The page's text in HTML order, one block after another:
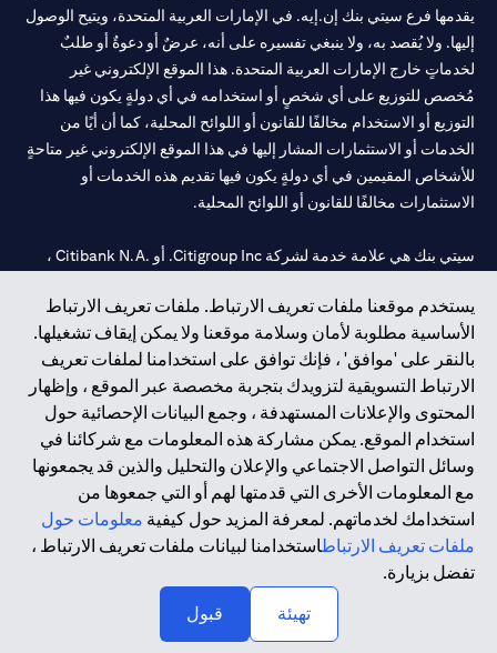
يستخدم موقعنا ملفات تعريف الارتباط. ملفات تعريف الارتباط
الأساسية مطلوبة لأمان وسلامة موقعنا ولا يمكن إيقاف تشغيلها.
بالنقر على 'موافق' ، فإنك توافق على استخدامنا لملفات تعريف
الارتباط التسويقية لتزويدك بتجربة مخصصة عبر الموقع ، وإظهار
المحتوى والإعلانات المستهدفة ، وجمع البيانات الإحصائية حول
استخدام الموقع. يمكن مشاركة هذه المعلومات مع شركائنا في
وسائل التواصل الاجتماعي والإعلان والتحليل والذين قد يجمعونها
مع المعلومات الأخرى التي قدمتها لهم أو التي جمعوها من
استخدامك لخدماتهم. لمعرفة المزيد حول كيفية معلومات حول
ملفات تعريف الارتباطاستخدامنا لبيانات ملفات تعريف الارتباط ،
تفضل بزيارة.
تهيئة
قبول
يقدمها فرع سيتي بنك إن.إيه. في الإمارات العربية المتحدة، ويتيح الوصول
إليها. ولا يُقصد به، ولا ينبغي تفسيره على أنه، عرضٌ أو دعوةٌ أو طلبٌ
لخدماتٍ خارج الإمارات العربية المتحدة. هذا الموقع الإلكتروني غير
مُخصص للتوزيع على أي شخصٍ أو استخدامه في أي دولةٍ يكون فيها هذا
التوزيع أو الاستخدام مخالفًا للقانون أو اللوائح المحلية، كما أن أيًا من
الخدمات أو الاستثمارات المشار إليها في هذا الموقع الإلكتروني غير متاحةٍ
للأشخاص المقيمين في أي دولةٍ يكون فيها تقديم هذه الخدمات أو
الاستثمارات مخالفًا للقانون أو اللوائح المحلية.
سيتي بنك هي علامة خدمة لشركة Citigroup Inc. أو .Citibank N.A ،
سيتي بنك إن. إيه. الإمارات مسجل لدى مصرف الإمارات المركزي تحت
أرقام التراخيص 202563 لفرع الوصل في دبي، 531989 لفرع مول
الإمارات في دبي، وCN-1002019لفرع أبوظبي. هاتف: 4000 311 04.
فرع سيتي بنك إن إيه - الإمارات العربية المتحدة مرخص من مصرف
الإمارات العربية المتحدة المركزي كفرع لبنك أجنبي.
سيتي بنك إن إيه الإمارات العربية المتحدة مرخص من هيئة الأوراق المالية
والسلع في الإمارات العربية المتحدة ("SCA") للقيام بالنشاط المالي لـ أ)
الاستشارات المالية والتعريف والترويج بموجب ترخيص رقم
20200000097 ب) وسيط تداول في الأسواق الدولية بموجب ترخيص
حقوق الطبع والنشر محفوظة ©2026 سيتي جروب انك.